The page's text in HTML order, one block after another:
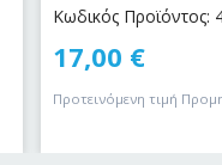
Κωδικός Προϊόντος:
17,00 €
Προτεινόμενη τιμή